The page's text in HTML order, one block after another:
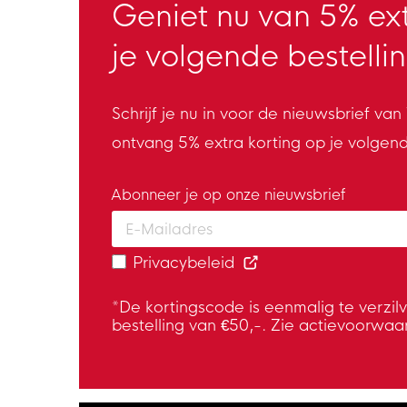
Geniet nu van 5%
je volgende
Schrijf je nu in voor de nieuwsbrief
ontvang 5% extra korting op je
Enter your email and accept the
Abonneer je op onze nieuwsbrief
Privacybeleid
*De kortingscode is eenmalig te
bestelling van €50,-. Zie